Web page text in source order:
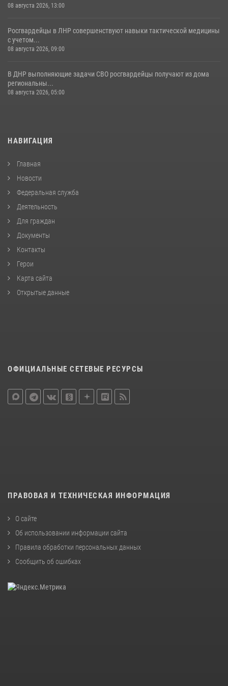
08 августа 2026, 13:00
Росгвардейцы в ЛНР совершенствуют навыки тактической медицины
с учетом...
08 августа 2026, 09:00
В ДНР выполняющие задачи СВО росгвардейцы получают из дома
региональны...
08 августа 2026, 05:00
НАВИГАЦИЯ
Главная
Новости
Федеральная служба
Деятельность
Для граждан
Документы
Контакты
Герои
Карта сайта
Открытые данные
ОФИЦИАЛЬНЫЕ СЕТЕВЫЕ РЕСУРСЫ
ПРАВОВАЯ И ТЕХНИЧЕСКАЯ ИНФОРМАЦИЯ
О сайте
Об использовании информации сайта
Правила обработки персональных данных
Сообщить об ошибках